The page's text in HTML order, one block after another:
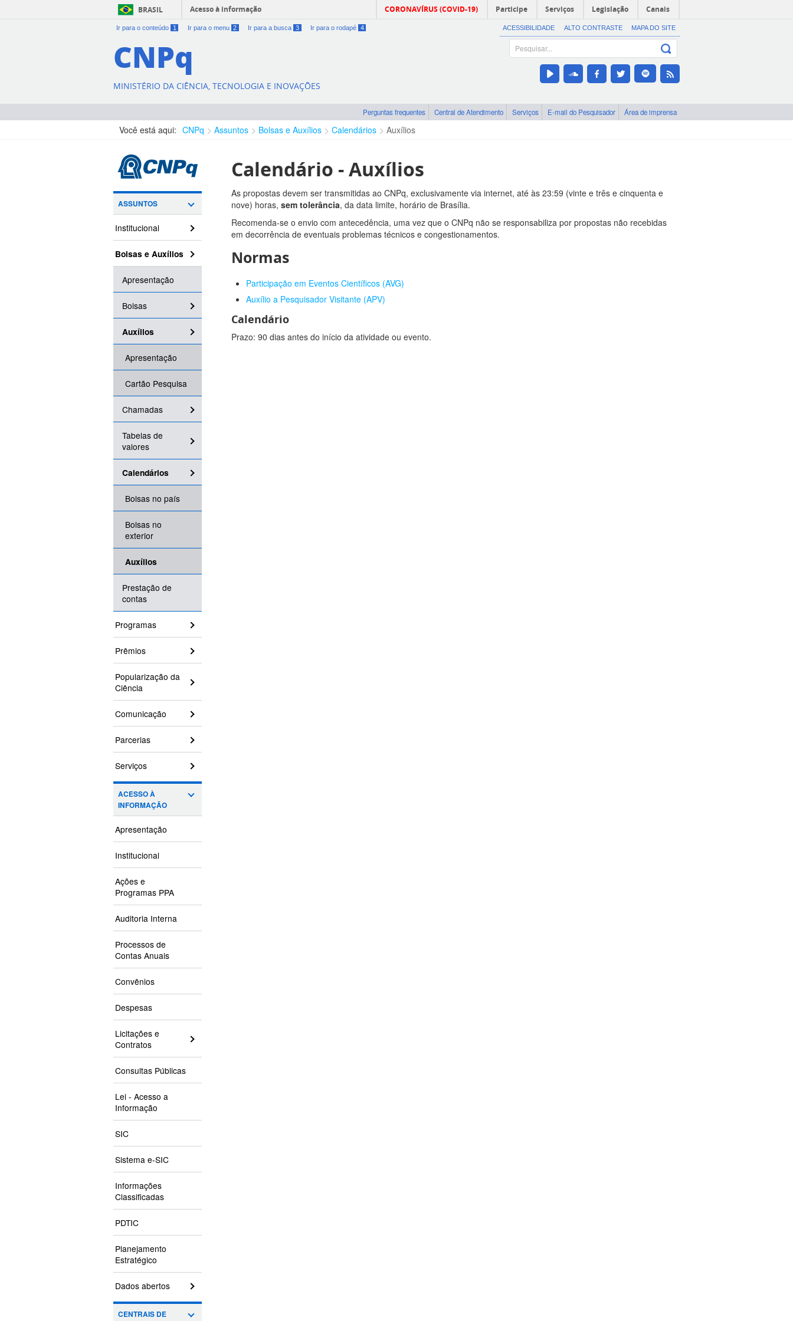
BRASIL Acesso à informação CORONAVÍRUS (COVID-19) Participe Serviços Legislação Canais
Ir para o conteúdo 1 Ir para o menu 2 Ir para a busca 3 Ir para o rodapé 4 ACESSIBILIDADE ALTO CONTRASTE MAPA DO SITE
CNPq
MINISTÉRIO DA CIÊNCIA, TECNOLOGIA E INOVAÇÕES
Perguntas frequentes Central de Atendimento Serviços E-mail do Pesquisador Área de imprensa
Você está aqui: CNPq Assuntos Bolsas e Auxílios Calendários Auxílios
ASSUNTOS
Institucional
Bolsas e Auxílios
Apresentação
Bolsas
Auxílios
Apresentação
Cartão Pesquisa
Chamadas
Tabelas de
valores
Calendários
Bolsas no país
Bolsas no
exterior
Auxílios
Prestação de
contas
Programas
Prêmios
Popularização da
Ciência
Comunicação
Parcerias
Serviços
ACESSO À
INFORMAÇÃO
Apresentação
Institucional
Ações e
Programas PPA
Auditoria Interna
Processos de
Contas Anuais
Convênios
Despesas
Licitações e
Contratos
Consultas Públicas
Lei - Acesso a
Informação
SIC
Sistema e-SIC
Informações
Classificadas
PDTIC
Planejamento
Estratégico
Dados abertos
CENTRAIS DE
Calendário - Auxílios
As propostas devem ser transmitidas ao CNPq, exclusivamente via internet, até às 23:59 (vinte e três e cinquenta e
nove) horas, sem tolerância, da data limite, horário de Brasília.
Recomenda-se o envio com antecedência, uma vez que o CNPq não se responsabiliza por propostas não recebidas
em decorrência de eventuais problemas técnicos e congestionamentos.
Normas
Participação em Eventos Científicos (AVG)
Auxílio a Pesquisador Visitante (APV)
Calendário
Prazo: 90 dias antes do início da atividade ou evento.